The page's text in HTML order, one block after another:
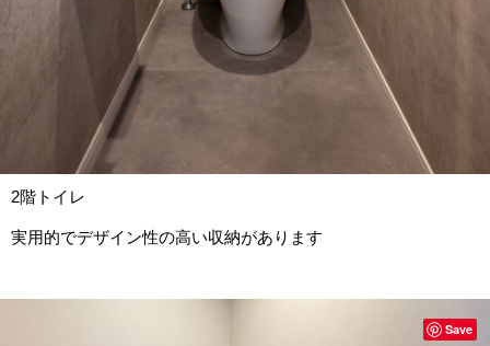
2階トイレ
実用的でデザイン性の高い収納があります
Save